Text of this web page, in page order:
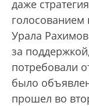
даже
голосованием
Урала
за
потребовали
было
прошел во